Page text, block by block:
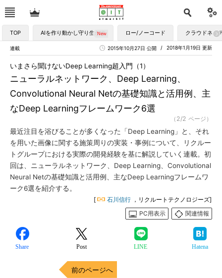
TOP AIを作り動かし守り生かす ロー/ノーコード クラウドネイ
連載 2018年1月19日 更新
2015年10月27日 公開
ニューラルネットワーク、Deep Learning、
Convolutional Neural Netの基礎知識と活用例、主
なDeep Learningフレームワーク6選
いまさら聞けないDeep Learning超入門（1）
（2/2 ページ）
最近注目を浴びることが多くなった「Deep Learning」と、それ
を用いた画像に関する施策周りの実装・事例について、リクルー
トグループにおける実際の開発経験を基に解説していく連載。初
回は、ニューラルネットワーク、Deep Learning、Convolutional
Neural Netの基礎知識と活用例、主なDeep Learningフレームワ
ーク6選を紹介する。
[ 石川信行 ，リクルートテクノロジーズ]
PC用表示
関連情報
Share Post LINE Hatena
前のページへ